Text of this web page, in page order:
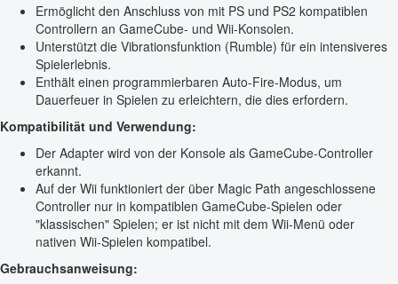
Ermöglicht den Anschluss von mit PS und PS2 kompatiblen
Controllern an GameCube- und Wii-Konsolen.
Unterstützt die Vibrationsfunktion (Rumble) für ein intensiveres
Spielerlebnis.
Enthält einen programmierbaren Auto-Fire-Modus, um
Dauerfeuer in Spielen zu erleichtern, die dies erfordern.
Kompatibilität und Verwendung:
Der Adapter wird von der Konsole als GameCube-Controller
erkannt.
Auf der Wii funktioniert der über Magic Path angeschlossene
Controller nur in kompatiblen GameCube-Spielen oder
"klassischen" Spielen; er ist nicht mit dem Wii-Menü oder
nativen Wii-Spielen kompatibel.
Gebrauchsanweisung: